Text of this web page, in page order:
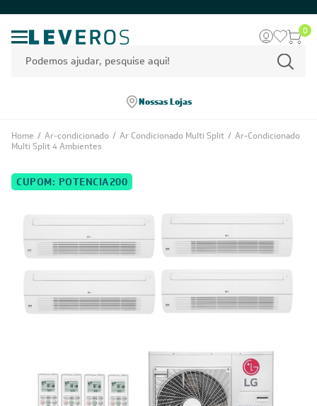
0
Nossas Lojas
Home / Ar-condicionado / Ar Condicionado Multi Split / Ar-Condicionado
Multi Split 4 Ambientes
CUPOM: POTENCIA200